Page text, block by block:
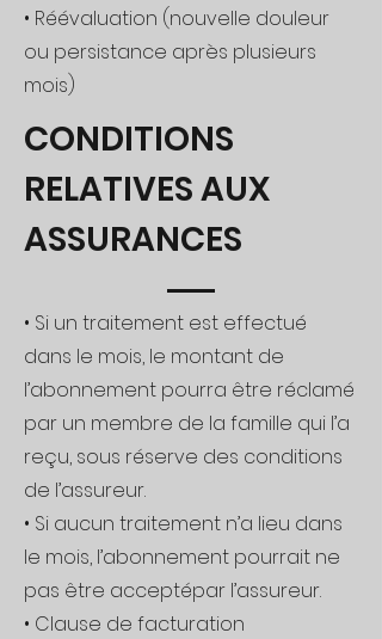
• Réévaluation (nouvelle douleur
ou persistance après plusieurs
mois)
CONDITIONS
RELATIVES AUX
ASSURANCES
• Si un traitement est effectué
dans le mois, le montant de
l’abonnement pourra être réclamé
par un membre de la famille qui l’a
reçu, sous réserve des conditions
de l’assureur.
• Si aucun traitement n’a lieu dans
le mois, l’abonnement pourrait ne
pas être acceptépar l’assureur.
• Clause de facturation